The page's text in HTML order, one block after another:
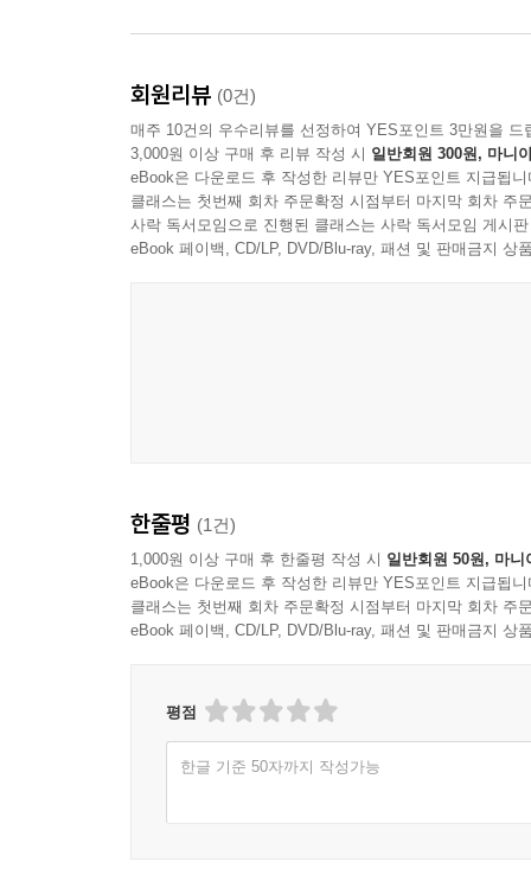
회원리뷰 (0건)
매주 10건의 우수리뷰를 선정하여 YES포인트 3만원을 드
3,000원 이상 구매 후 리뷰 작성 시 일반회원 300원, 마니
eBook은 다운로드 후 작성한 리뷰만 YES포인트 지급됩니
클래스는 첫번째 회차 주문확정 시점부터 마지막 회차 주
사락 독서모임으로 진행된 클래스는 사락 독서모임 게시
eBook 페이백, CD/LP, DVD/Blu-ray, 패션 및 판매금지 상
한줄평 (1건)
1,000원 이상 구매 후 한줄평 작성 시 일반회원 50원, 마니
eBook은 다운로드 후 작성한 리뷰만 YES포인트 지급됩니
클래스는 첫번째 회차 주문확정 시점부터 마지막 회차 주
eBook 페이백, CD/LP, DVD/Blu-ray, 패션 및 판매금지 상
평점
한글 기준 50자까지 작성가능